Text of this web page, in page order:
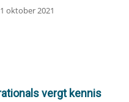
oktober 2021
vergt kennis